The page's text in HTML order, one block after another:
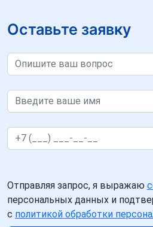
Оставьте заявку
Отправляя запрос, я выражаю
персональных данных и
с политикой обработки